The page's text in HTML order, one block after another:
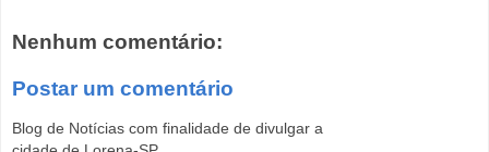
Nenhum comentário:
Postar um comentário
Blog de Notícias com finalidade de divulgar a